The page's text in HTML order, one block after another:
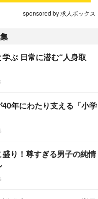
sponsored by 求人ボックス
ぶ 日常に潜む“人身取
年にわたり支える「小学
り！尊すぎる男子の純情